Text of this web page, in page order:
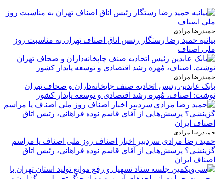
حمیدرضا مرادی
بیانیه حمید رضا رستگار رئیس اتاق اصناف تهران به مناسبت روز
ملی اصناف
حمیدرضا مرادی
بابک عابدین رئیس اتحادیه صنف چاپخانه‌داران و صحاف تهران
نوشت: اصناف، مُهره رشد اقتصادی و توسعه پایدار کشور
حمیدرضا مرادی
حمید رضا مرادی سردبیر اخبار اصناف روز ملی اصناف یا مراسم
گزینشی؟ پرسش‌هایی از آقای قاسم نوده فراهانی، رئیس اتاق
اصناف ایران